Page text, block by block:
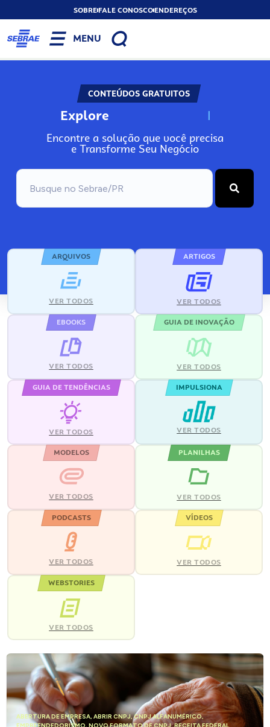
SOBREFALE CONOSCOENDEREÇOS
MENU
CONTEÚDOS GRATUITOS
Explore N
Encontre a solução que você precisa
e Transforme Seu Negócio
ARQUIVOS
VER TODOS
ARTIGOS
VER TODOS
EBOOKS
VER TODOS
GUIA DE INOVAÇÃO
VER TODOS
GUIA DE TENDÊNCIAS
VER TODOS
IMPULSIONA
VER TODOS
MODELOS
VER TODOS
PLANILHAS
VER TODOS
PODCASTS
VER TODOS
VÍDEOS
VER TODOS
WEBSTORIES
VER TODOS
ABERTURA DE EMPRESA, ABRIR CNPJ,CNPJ ALFANUMÉRICO,